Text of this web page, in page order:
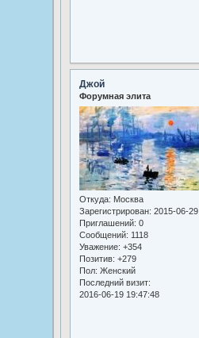
Джой
Форумная элита
Откуда: Москва
Зарегистрирован: 2015-06-29
Приглашений: 0
Сообщений: 1118
Уважение: +354
Позитив: +279
Пол: Женский
Последний визит:
2016-06-19 19:47:48